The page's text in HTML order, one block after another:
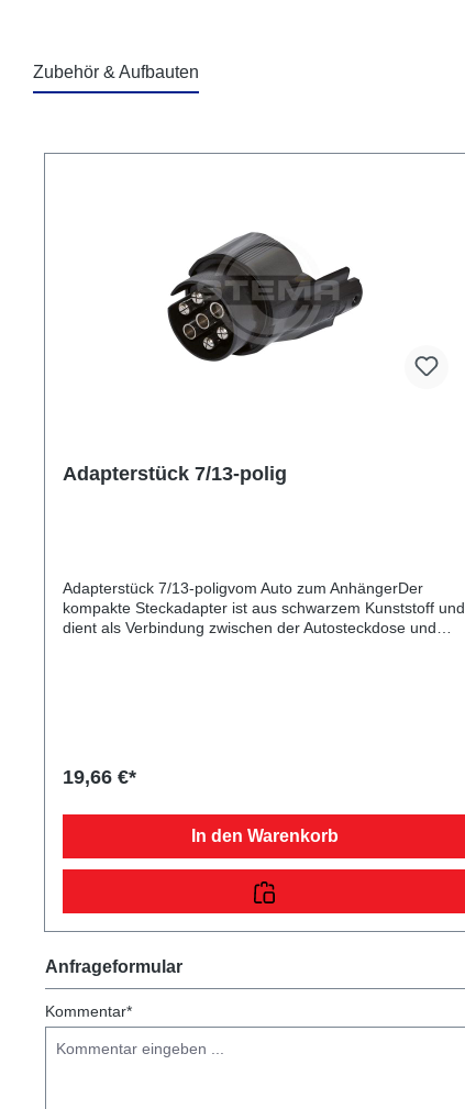
Zubehör & Aufbauten
Adapterstück 7/13-polig
Adapterstück 7/13-poligvom Auto zum AnhängerDer
kompakte Steckadapter ist aus schwarzem Kunststoff und
dient als Verbindung zwischen der Autosteckdose und
19,66 €*
In den Warenkorb
Anfrageformular
Kommentar*